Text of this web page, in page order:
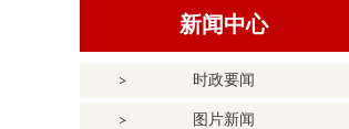
新闻中心
时政要闻
图片新闻